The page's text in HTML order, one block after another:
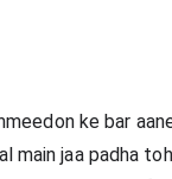
ke bar
main jaa padha